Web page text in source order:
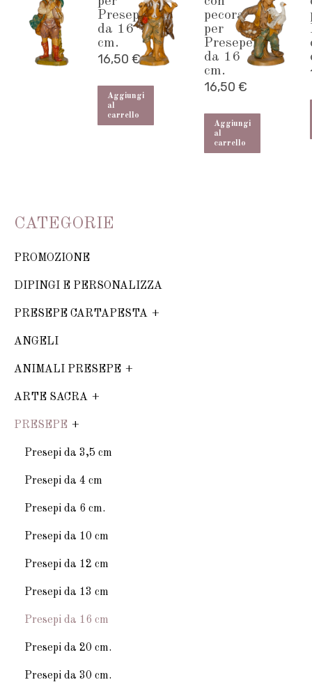
quantità
Presepe
da 16
cm.
16,50 €
Aggiungi
al
carrello
pecora
per
Presepe
da 16
cm.
16,50 €
Aggiungi
al
carrello
CATEGORIE
PROMOZIONE
DIPINGI E PERSONALIZZA
PRESEPE CARTAPESTA
ANGELI
ANIMALI PRESEPE
ARTE SACRA
PRESEPE
Presepi da 3,5 cm
Presepi da 4 cm
Presepi da 6 cm.
Presepi da 10 cm
Presepi da 12 cm
Presepi da 13 cm
Presepi da 16 cm
Presepi da 20 cm.
Presepi da 30 cm.